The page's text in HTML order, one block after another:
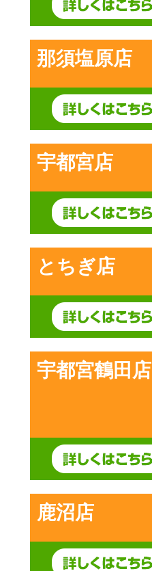
那須塩原店
宇都宮店
とちぎ店
宇都宮鶴田店
鹿沼店